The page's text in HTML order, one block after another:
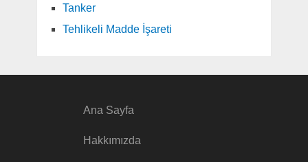
Tanker
Tehlikeli Madde İşareti
Ana Sayfa
Hakkımızda